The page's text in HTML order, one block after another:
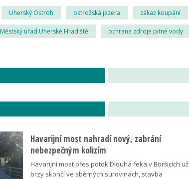
Uherský Ostroh ostrožská jezera zákaz koupání
Městský úřad Uherské Hradiště ochrana zdroje pitné vody
Havarijní most nahradí nový, zabrání
nebezpečným kolizím
Havarijní most přes potok Dlouhá řeka v Boršicích už
brzy skončí ve sběrných surovinách, stavba